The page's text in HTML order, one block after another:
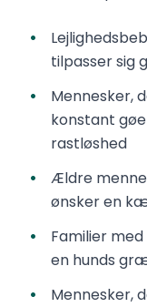
tilpasser sig
Mennesker,
konstant
rastløshed
Ældre
ønsker en
Familier
en hunds
Mennesker,